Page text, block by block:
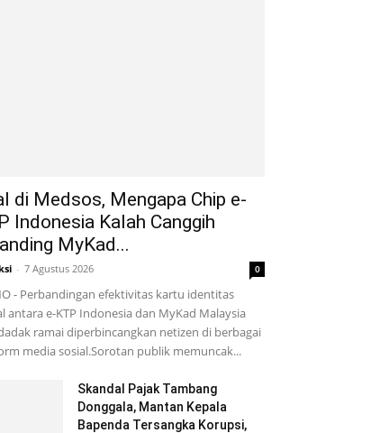
di Medsos, Mengapa Chip e-
Indonesia Kalah Canggih
MyKad...
- 7 Agustus 2026 0
- Perbandingan efektivitas kartu identitas
antara e-KTP Indonesia dan MyKad Malaysia
ramai diperbincangkan netizen di berbagai
media sosial.Sorotan publik memuncak...
Skandal Pajak Tambang
Donggala, Mantan Kepala
Bapenda Tersangka Korupsi,